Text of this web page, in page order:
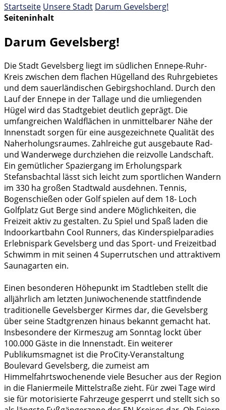
Startseite Unsere Stadt Darum Gevelsberg!
Seiteninhalt
Darum Gevelsberg!
Die Stadt Gevelsberg liegt im südlichen Ennepe-Ruhr-
Kreis zwischen dem flachen Hügelland des Ruhrgebietes
und dem sauerländischen Gebirgshochland. Durch den
Lauf der Ennepe in der Tallage und die umliegenden
Hügel wird das Stadtgebiet deutlich geprägt. Die
umfangreichen Waldflächen in unmittelbarer Nähe der
Innenstadt sorgen für eine ausgezeichnete Qualität des
Naherholungsraumes. Zahlreiche gut ausgebaute Rad-
und Wanderwege durchziehen die reizvolle Landschaft.
Ein gemütlicher Spaziergang im Erholungspark
Stefansbachtal lässt sich leicht zum sportlichen Wandern
im 330 ha großen Stadtwald ausdehnen. Tennis,
Bogenschießen oder Golf spielen auf dem 18- Loch
Golfplatz Gut Berge sind andere Möglichkeiten, die
Freizeit aktiv zu gestalten. Zu Spiel und Spaß laden die
Indoorkartbahn Cool Runners, das Kinderspielparadies
Erlebnispark Gevelsberg und das Sport- und Freizeitbad
Schwimm in mit seinen 4 Superrutschen und attraktivem
Saunagarten ein.
Einen besonderen Höhepunkt im Stadtleben stellt die
alljährlich am letzten Juniwochenende stattfindende
traditionelle Gevelsberger Kirmes dar, die Gevelsberg
über seine Stadtgrenzen hinaus bekannt gemacht hat.
Insbesondere der Kirmeszug am Sonntag lockt über
100.000 Gäste in die Innenstadt. Ein weiterer
Publikumsmagnet ist die ProCity-Veranstaltung
Boulevard Gevelsberg, die zumeist am
Himmelfahrtswochenende viele Besucher aus der Region
in die Flaniermeile Mittelstraße zieht. Für zwei Tage wird
sie für motorisierte Fahrzeuge gesperrt und stellt sich so